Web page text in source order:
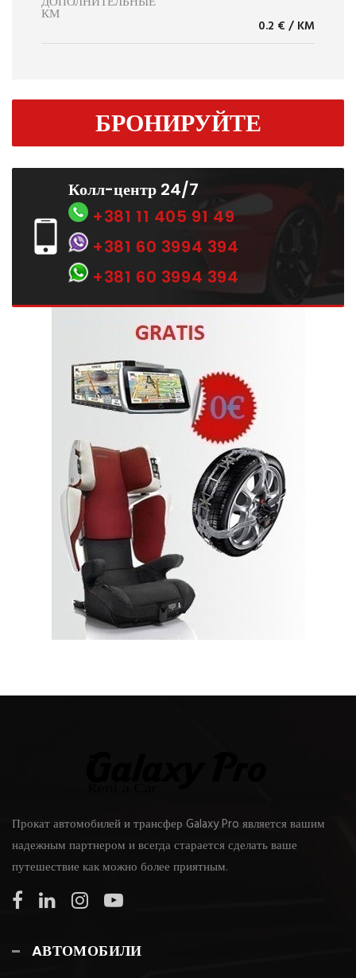
КМ
0.2 € / KM
БРОНИРУЙТЕ
Колл-центр 24/7
+381 11 405 91 49
+381 60 3994 394
+381 60 3994 394
Прокат автомобилей и трансфер Galaxy Pro является вашим
надежным партнером и всегда старается сделать ваше
путешествие как можно более приятным.
AВТОМОБИЛИ